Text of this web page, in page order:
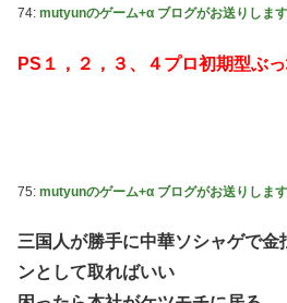
74: mutyunのゲーム+α ブログがお送りします
PS１，２，３、４プロ初期型ぶ
75: mutyunのゲーム+α ブログがお送りします
三国人が勝手に中華ソシャゲで
ンとして取ればいい